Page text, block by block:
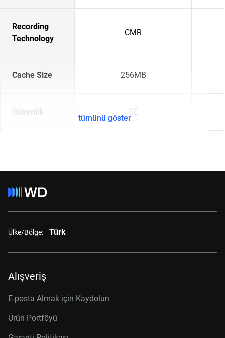
Recording
Technology
CMR
Cache Size 256MB
Güvenlik SE
tümünü göster
Ülke/Bölge: Türk
Alışveriş
E-posta Almak için Kaydolun
Ürün Portföyü